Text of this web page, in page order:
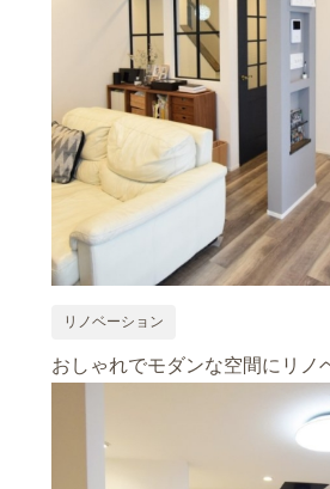
リノベーション
おしゃれでモダンな空間にリノ